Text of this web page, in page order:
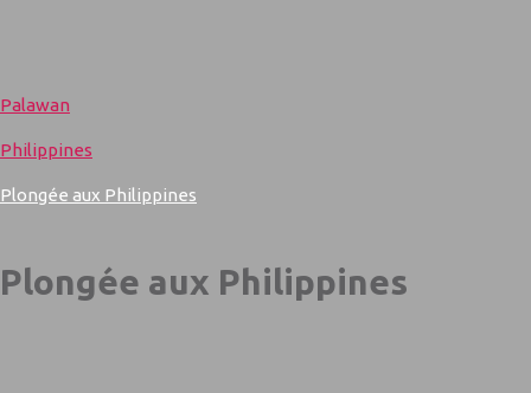
Palawan
Philippines
Plongée aux Philippines
Plongée aux Philippines